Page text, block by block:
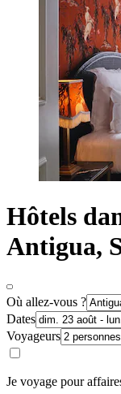
Hôtels
Antigua,
Où allez-vous ?
Dates
Voyageurs
Je voyage pour